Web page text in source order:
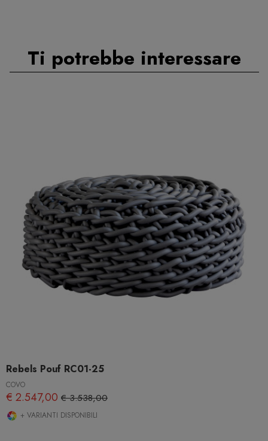
Ti potrebbe interessare
Rebels Pouf RC01-25
COVO
€ 2.547,00 € 3.538,00
+ VARIANTI DISPONIBILI